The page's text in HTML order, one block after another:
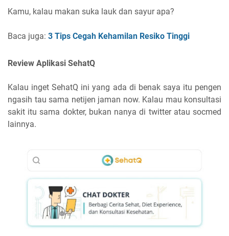
Kamu, kalau makan suka lauk dan sayur apa?
Baca juga: 3 Tips Cegah Kehamilan Resiko Tinggi
Review Aplikasi SehatQ
Kalau inget SehatQ ini yang ada di benak saya itu pengen
ngasih tau sama netijen jaman now. Kalau mau konsultasi
sakit itu sama dokter, bukan nanya di twitter atau socmed
lainnya.